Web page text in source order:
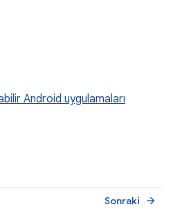
Android uygulamaları
Sonraki arrow_forward